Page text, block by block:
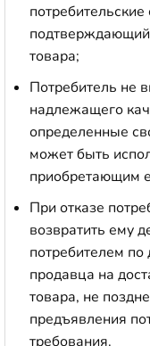
подтверждающий
товара;
Потребитель не
надлежащего
определенные
может быть
приобретающим
При отказе
возвратить ему
потребителем по
продавца на
товара, не
предъявления
требования.